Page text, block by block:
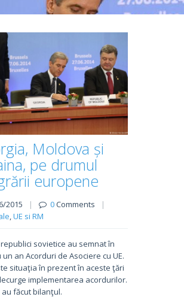
Moldova și
pe drumul
europene
2015 | 0Comments
|
,UE si RM
sovietice au semnat în
un an Acorduri de Asociere cu UE.
situaţia în prezent în aceste ţări
implementarea acordurilor.
făcut bilanţul.